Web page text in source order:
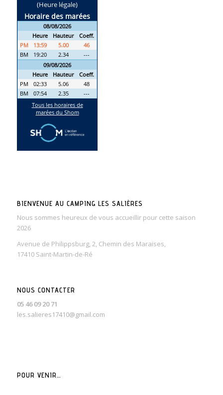
BIENVENUE AU CAMPING LES SALIÈRES
Nous sommes heureux de vous accueillir pour cette saison
2026
Avenue de Philippsburg, 2, Chemin des Maraises,
17410 Saint-Martin-de-Ré
NOUS CONTACTER
05 46 09 20 71
les.salieres17410@gmail.com
POUR VENIR…